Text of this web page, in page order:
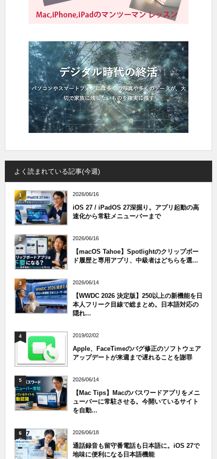
よく読まれている記事(今週)
1 2026/06/16
iOS 27 / iPadOS 27深掘り。アプリ起動の高
速化から常駐メニューバーまで
2 2026/06/16
【macOS Tahoe】Spotlightのクリップボー
ド履歴と専用アプリ、中級者はどちらを選...
3 2026/06/14
【WWDC 2026 決定版】250以上の新機能を日
本人フリーク目線で総まとめ。日本語対応の
隠れ...
4 2019/02/02
Apple、FaceTimeのバグ修正のソフトウェア
アップデートが来週まで遅れることを謝罪
5 2026/06/14
【Mac Tips】Macのパスワードアプリをメニ
ューバーに常駐させる。今開いているサイト
を自動...
6 2026/06/18
通話録音も留守番電話も日本語に。iOS 27で
地味に便利になる日本語機能